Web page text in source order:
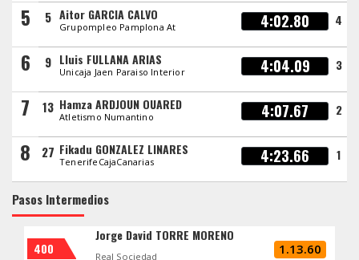
5 5 Aitor GARCIA CALVO
Grupompleo Pamplona At 4:02.80 4
6 9 Lluis FULLANA ARIAS
Unicaja Jaen Paraiso Interior 4:04.09 3
7 13 Hamza ARDJOUN OUARED
Atletismo Numantino 4:07.67 2
8 27 Fikadu GONZALEZ LINARES
TenerifeCajaCanarias 4:23.66 1
Pasos Intermedios
400
Jorge David TORRE MORENO
Real Sociedad 1.13.60